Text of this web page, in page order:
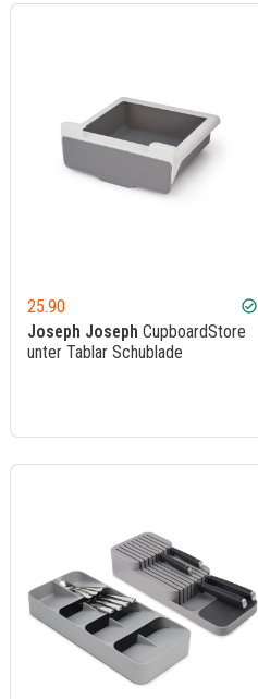
25.90 check_circle
Joseph Joseph CupboardStore
unter Tablar Schublade